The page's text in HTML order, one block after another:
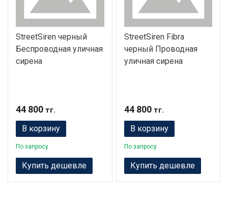
StreetSiren черный
Беспроводная уличная
сирена
44 800 тг.
В корзину
По запросу
Купить дешевле
StreetSiren Fibra
черный Проводная
уличная сирена
44 800тг.
В корзину
По запросу
Купить дешевле